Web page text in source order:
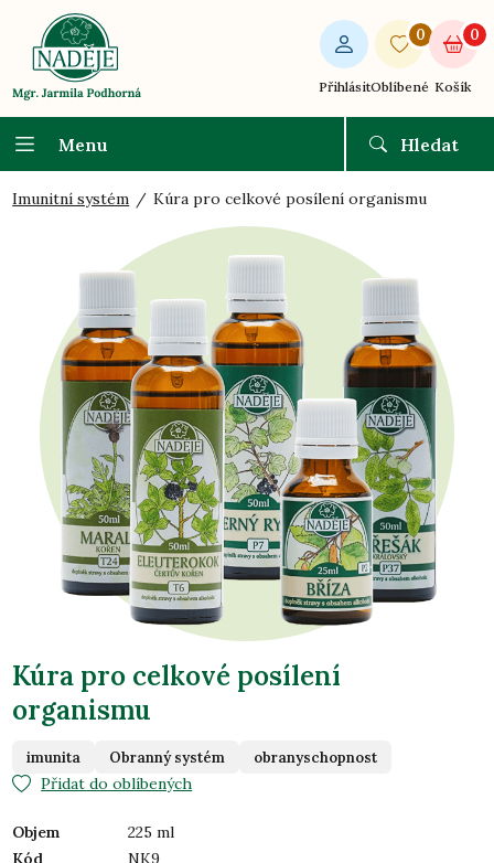
Přihlásit
0
Oblíbené
0
Košík
Menu Hledat
Imunitní systém Kúra pro celkové posílení organismu
Kúra pro celkové posílení
organismu
imunita Obranný systém obranyschopnost
Přidat do oblíbených
Objem
225 ml
Kód
NK9